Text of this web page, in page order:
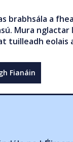
a
Mura
tuilleadh eolais
Fianáin